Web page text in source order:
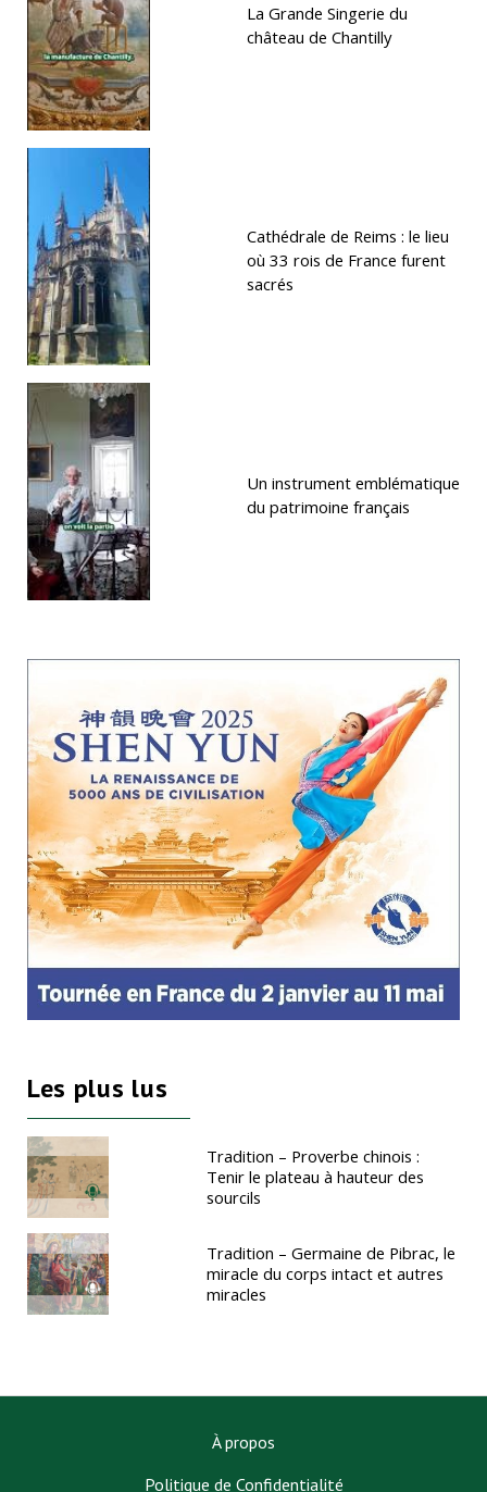
La Grande Singerie du
château de Chantilly
Cathédrale de Reims : le lieu
où 33 rois de France furent
sacrés
Un instrument emblématique
du patrimoine français
Les plus lus
Tradition – Proverbe chinois :
Tenir le plateau à hauteur des
sourcils
Tradition – Germaine de Pibrac, le
miracle du corps intact et autres
miracles
À propos
Politique de Confidentialité